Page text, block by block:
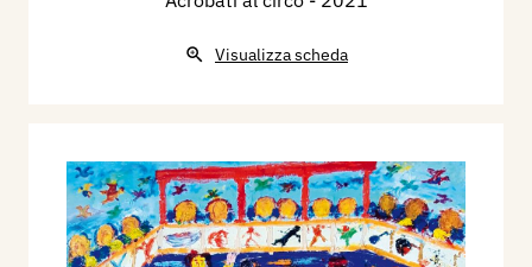
Visualizza scheda